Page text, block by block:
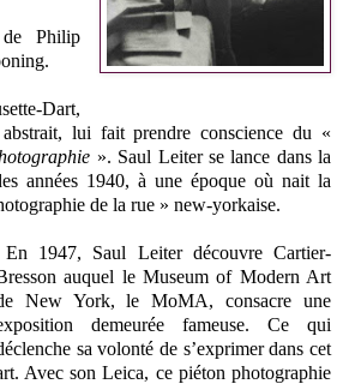
Philip
Dart,
abstrait, lui fait prendre conscience du «
». Saul Leiter se lance dans la
années 1940, à une époque où nait la
de la rue » new-yorkaise.
En 1947, Saul Leiter découvre Cartier-
auquel le Museum of Modern Art
New York, le MoMA, consacre une
demeurée fameuse. Ce qui
sa volonté de s’exprimer dans cet
Avec son Leica, ce piéton photographie